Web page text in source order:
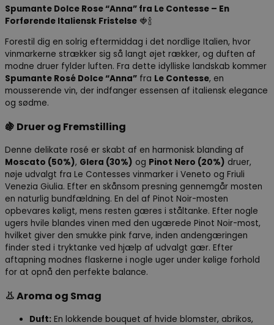
Spumante Dolce Rose “Anna” fra Le Contesse – En
Forførende Italiensk Fristelse 🍓🍾
Forestil dig en solrig eftermiddag i det nordlige Italien, hvor
vinmarkerne strækker sig så langt øjet rækker, og duften af
modne druer fylder luften. Fra dette idylliske landskab kommer
Spumante Rosé Dolce “Anna” fra Le Contesse, en
mousserende vin, der indfanger essensen af italiensk elegance
og sødme.
🍇 Druer og Fremstilling
Denne delikate rosé er skabt af en harmonisk blanding af
Moscato (50%), Glera (30%) og Pinot Nero (20%) druer,
nøje udvalgt fra Le Contesses vinmarker i Veneto og Friuli
Venezia Giulia. Efter en skånsom presning gennemgår mosten
en naturlig bundfældning. En del af Pinot Noir-mosten
opbevares køligt, mens resten gæres i ståltanke. Efter nogle
ugers hvile blandes vinen med den ugærede Pinot Noir-most,
hvilket giver den smukke pink farve, inden andengæringen
finder sted i tryktanke ved hjælp af udvalgt gær. Efter
aftapning modnes flaskerne i nogle uger under kølige forhold
for at opnå den perfekte balance.
👃Aroma og Smag
Duft: En lokkende bouquet af hvide blomster, abrikos,